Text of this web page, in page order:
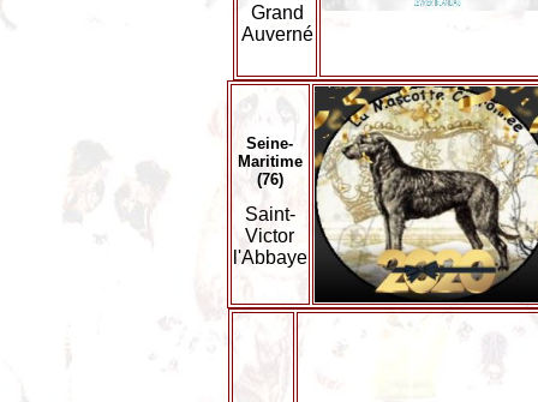
Grand
Auverné
Seine-
Maritime
(76)
Saint-
Victor
l'Abbaye